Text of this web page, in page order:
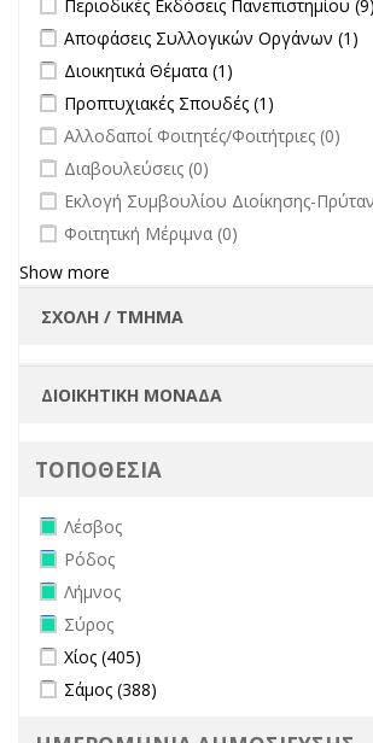
Περιοδικές Εκδόσεις Πανεπιστημίου (9)
Apply Αποφάσεις Συλλογικών
Αποφάσεις Συλλογικών Οργάνων (1)
Apply Διοικητικά Θέματα filter
Διοικητικά Θέματα (1)
Apply Προπτυχιακές Σπουδές filter
Προπτυχιακές Σπουδές (1)
undefined
Αλλοδαποί Φοιτητές/Φοιτήτριες (0)
undefined
Διαβουλεύσεις (0)
undefined
Εκλογή Συμβουλίου Διοίκησης-
undefined
Φοιτητική Μέριμνα (0)
Show more
ΤΟΠΟΘΕΣΙΑ
Remove Λέσβος filter
Λέσβος
Remove Ρόδος filter
Ρόδος
Remove Λήμνος filter
Λήμνος
Remove Σύρος filter
Σύρος
Apply Χίος filter
Χίος (405)
Apply Σάμος filter
Σάμος (388)